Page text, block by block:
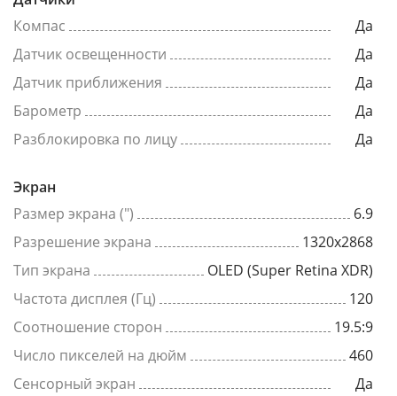
Компас
Да
Датчик освещенности
Да
Датчик приближения
Да
Барометр
Да
Разблокировка по лицу
Да
Экран
Размер экрана (")
6.9
Разрешение экрана
1320x2868
Тип экрана
OLED (Super Retina XDR)
Частота дисплея (Гц)
120
Соотношение сторон
19.5:9
Число пикселей на дюйм
460
Сенсорный экран
Да